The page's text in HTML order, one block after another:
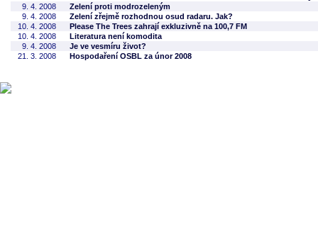
9. 4. 2008
Zelení proti modrozeleným
9. 4. 2008
Zelení zřejmě rozhodnou osud radaru. Jak?
10. 4. 2008
Please The Trees zahrají exkluzivně na 100,7 FM
10. 4. 2008
Literatura není komodita
9. 4. 2008
Je ve vesmíru život?
21. 3. 2008
Hospodaření OSBL za únor 2008